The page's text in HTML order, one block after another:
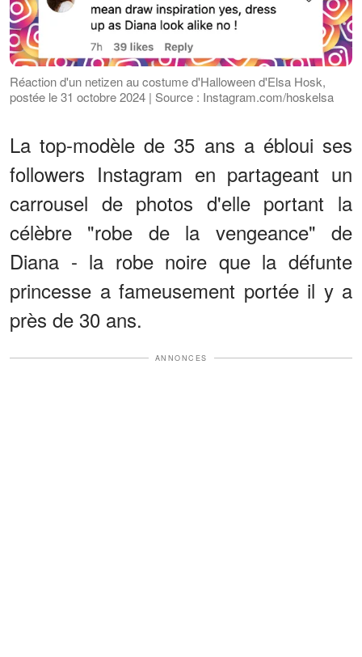
Réaction d'un netizen au costume d'Halloween d'Elsa Hosk,
postée le 31 octobre 2024 | Source : Instagram.com/hoskelsa
La top-modèle de 35 ans a ébloui ses
followers Instagram en partageant un
carrousel de photos d'elle portant la
célèbre "robe de la vengeance" de
Diana - la robe noire que la défunte
princesse a fameusement portée il y a
près de 30 ans.
ANNONCES